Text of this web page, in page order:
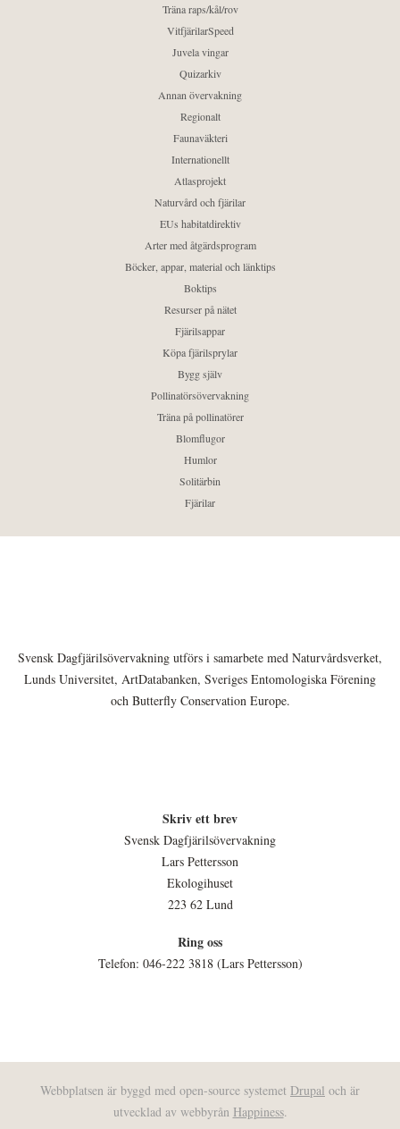
Träna raps/kål/rov
VitfjärilarSpeed
Juvela vingar
Quizarkiv
Annan övervakning
Regionalt
Faunaväkteri
Internationellt
Atlasprojekt
Naturvård och fjärilar
EUs habitatdirektiv
Arter med åtgärdsprogram
Böcker, appar, material och länktips
Boktips
Resurser på nätet
Fjärilsappar
Köpa fjärilsprylar
Bygg själv
Pollinatörsövervakning
Träna på pollinatörer
Blomflugor
Humlor
Solitärbin
Fjärilar
Svensk Dagfjärilsövervakning utförs i samarbete med Naturvårdsverket,
Lunds Universitet, ArtDatabanken, Sveriges Entomologiska Förening
och Butterfly Conservation Europe.
Skriv ett brev
Svensk Dagfjärilsövervakning
Lars Pettersson
Ekologihuset
223 62 Lund
Ring oss
Telefon: 046-222 3818 (Lars Pettersson)
Webbplatsen är byggd med open-source systemet Drupal och är
utvecklad av webbyrån Happiness.